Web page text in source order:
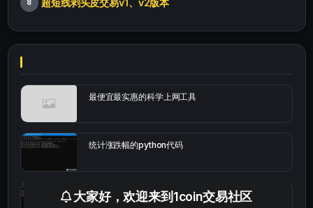
8 超短线剥头皮交易v1、v2版本
最便宜最实惠的科学上网工具
统计涨跌幅的python代码
okx的短线量化的免费版本
大家好，欢迎来到1coin交易社区